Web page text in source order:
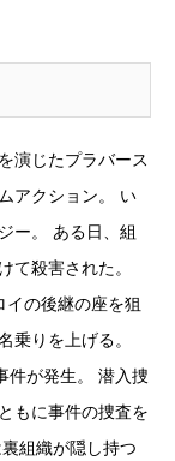
演じたプラバース
アクション。 い
ー。 ある日、組
て殺害された。
の後継の座を狙
乗りを上げる。
件が発生。 潜入捜
もに事件の捜査を
組織が隠し持つ